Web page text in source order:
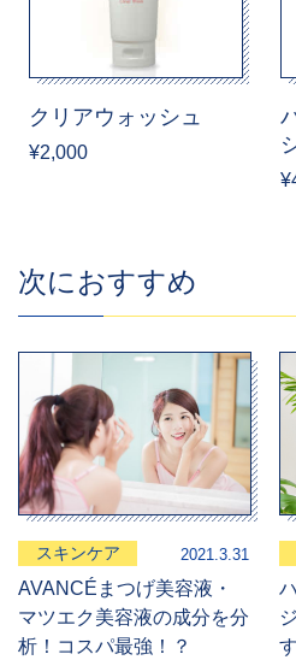
クリアウォッシュ
¥2,000
次におすすめ
スキンケア 2021.3.31
AVANCÉまつげ美容液・
マツエク美容液の成分を分
析！コスパ最強！？